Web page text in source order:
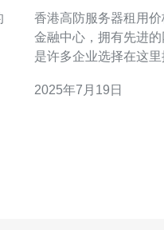
香港高防服务器租用价格优惠
金融中心，拥有先进
是许多企业选择在这
恶意流量等威胁。 现在，我们提供香港高防服务器租
2025年7月19日